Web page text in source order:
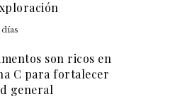
son ricos en
C para fortalecer
general